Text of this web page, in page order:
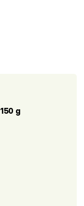
150 g